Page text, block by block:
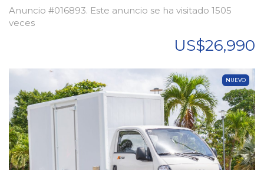
Anuncio #016893. Este anuncio se ha visitado 1505
veces
US$26,990
NUEVO